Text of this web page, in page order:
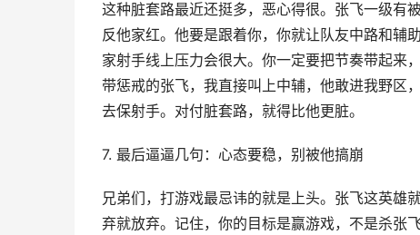
这种脏套路最近还挺多，恶心得很。张飞一级有
反他家红。他要是跟着你，你就让队友中路和辅
家射手线上压力会很大。你一定要把节奏带起来
带惩戒的张飞，我直接叫上中辅，他敢进我野区
去保射手。对付脏套路，就得比他更脏。
7. 最后逼逼几句：心态要稳，别被他搞崩
兄弟们，打游戏最忌讳的就是上头。张飞这英雄
弃就放弃。记住，你的目标是赢游戏，不是杀张